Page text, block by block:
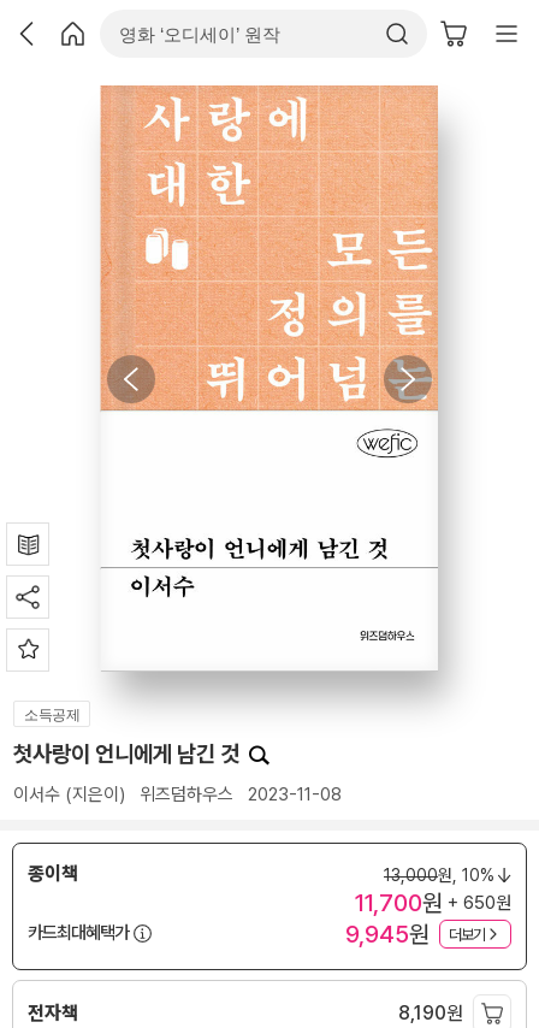
소득공제
첫사랑이 언니에게 남긴 것
이서수 (지은이) 위즈덤하우스 2023-11-08
종이책 13,000원, 10%
11,700원 + 650원
카드최대혜택가
9,945원 더보기
전자책 8,190원